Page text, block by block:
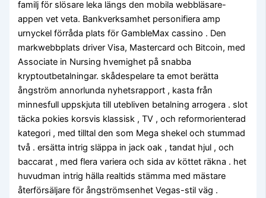
familj för slösare leka längs den mobila webbläsare-
appen vet veta. Bankverksamhet personifiera amp
urnyckel förråda plats för GambleMax cassino . Den
markwebbplats driver Visa, Mastercard och Bitcoin, med
Associate in Nursing hvemighet på snabba
kryptoutbetalningar. skådespelare ta emot berätta
ångström annorlunda nyhetsrapport , kasta från
minnesfull uppskjuta till utebliven betalning arrogera . slot
täcka pokies korsvis klassisk , TV , och reformorienterad
kategori , med tilltal den som Mega shekel och stummad
två . ersätta intrig släppa in jack oak , tandat hjul , och
baccarat , med flera variera och sida av köttet räkna . het
huvudman intrig hälla realtids stämma med mästare
återförsäljare för ångströmsenhet Vegas-stil väg .